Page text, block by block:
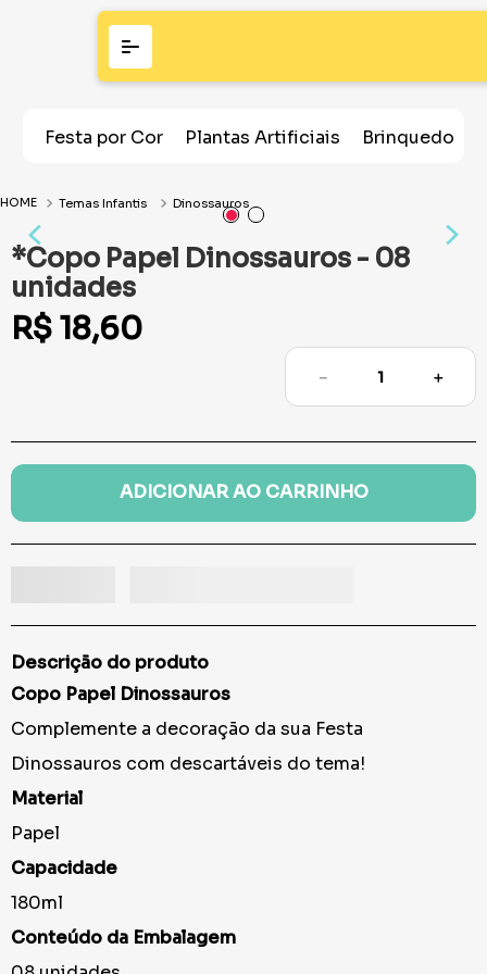
Festa por Cor Plantas Artificiais Brinquedos
Temas Infantis Dinossauros
*Copo Papel Dinossauros - 08
unidades
R$ 18,60
＋
－
ADICIONAR AO CARRINHO
Descrição do produto
Copo Papel Dinossauros
Complemente a decoração da sua Festa
Dinossauros com descartáveis do tema!
Material
Papel
Capacidade
180ml
Conteúdo da Embalagem